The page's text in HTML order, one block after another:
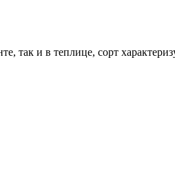
так и в теплице, сорт